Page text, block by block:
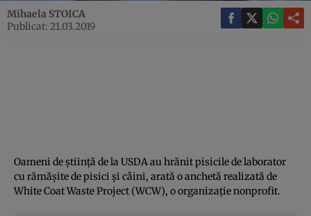
Mihaela STOICA
Publicat: 21.03.2019
Oameni de ştiinţă de la USDA au hrănit pisicile de laborator
cu rămăşite de pisici şi câini, arată o anchetă realizată de
White Coat Waste Project (WCW), o organizaţie nonprofit.